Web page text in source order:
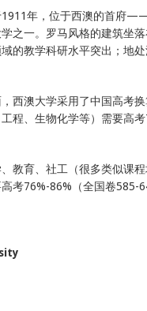
地
区
篇
年，位于西澳的首府
之一。罗马风格的建筑坐
的教学科研水平突出；地
西澳大学采用了中国高考
程、生物化学等）需要高
教育、社工（很多类似课
考76%-86%（全国卷585-